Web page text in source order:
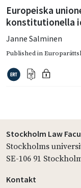
Europeiska
konstitutionella
Janne Salminen
Published in
Stockholm Law
Stockholms
SE-106 91
Kontakt